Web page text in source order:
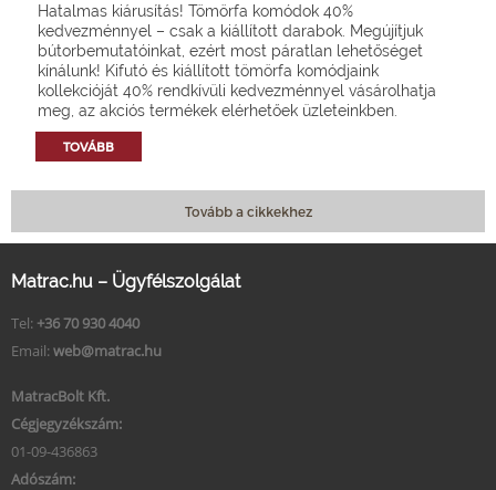
Hatalmas kiárusítás! Tömörfa komódok 40%
kedvezménnyel – csak a kiállított darabok. Megújítjuk
bútorbemutatóinkat, ezért most páratlan lehetőséget
kínálunk! Kifutó és kiállított tömörfa komódjaink
kollekcióját 40% rendkívüli kedvezménnyel vásárolhatja
meg, az akciós termékek elérhetőek üzleteinkben.
TOVÁBB
Tovább a cikkekhez
Matrac.hu – Ügyfélszolgálat
Tel: +36 70 930 4040
Email: web@matrac.hu
MatracBolt Kft.
Cégjegyzékszám:
01-09-436863
Adószám: